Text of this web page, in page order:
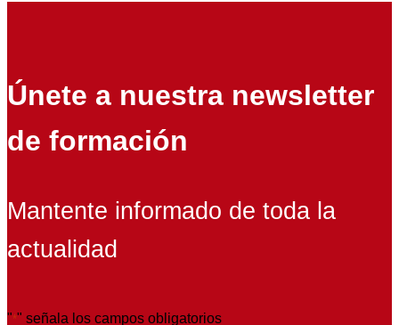
Únete a nuestra newsletter
de formación
Mantente informado de toda la
actualidad
"*" señala los campos obligatorios